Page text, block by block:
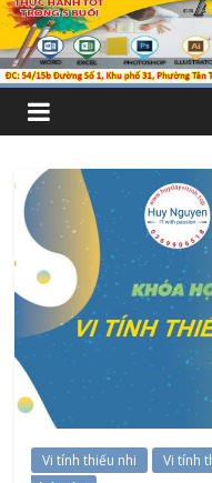
Vi tính thiếu nhi Vi tính